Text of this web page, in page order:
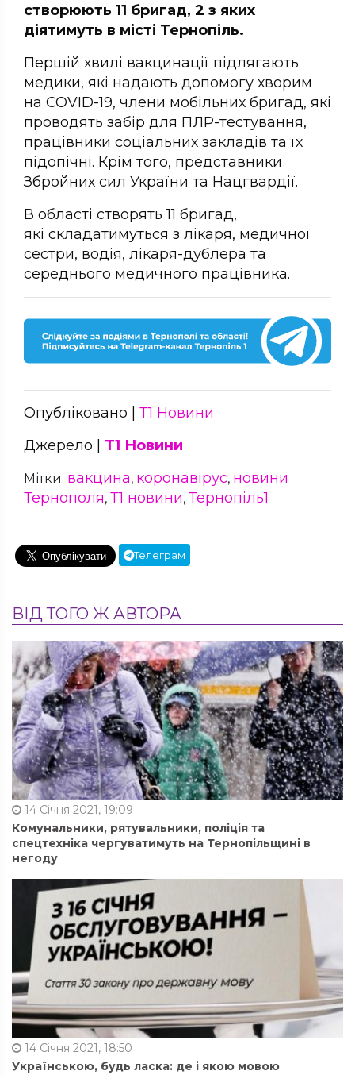
створюють 11 бригад, 2 з яких
діятимуть в місті Тернопіль.
Першій хвилі вакцинації підлягають
медики, які надають допомогу хворим
на COVID-19, члени мобільних бригад, які
проводять забір для ПЛР-тестування,
працівники соціальних закладів та їх
підопічні. Крім того, представники
Збройних сил України та Нацгвардії.
В області створять 11 бригад,
які складатимуться з лікаря, медичної
сестри, водія, лікаря-дублера та
середнього медичного працівника.
Опубліковано | Т1 Новини
Джерело | Т1 Новини
Мітки: вакцина, коронавірус, новини
Тернополя, Т1 новини, Тернопіль1
Телеграм
ВІД ТОГО Ж АВТОРА
14 Січня 2021, 19:09
Комунальники, рятувальники, поліція та
спецтехніка чергуватимуть на Тернопільщині в
негоду
14 Січня 2021, 18:50
Українською, будь ласка: де і якою мовою